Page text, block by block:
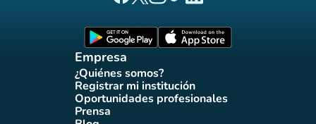
(nueva pestaña)
Empresa
¿Quiénes somos?
(nueva pestaña)
Registrar mi institución
(nueva pestaña)
Oportunidades profesionales
(nueva pestaña)
Prensa(nueva pestaña)